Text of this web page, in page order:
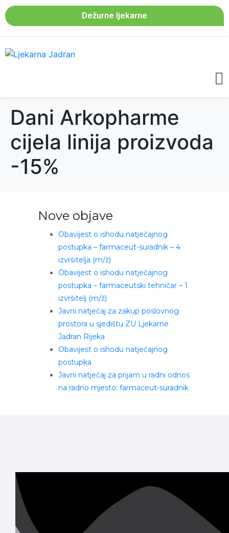
Dežurne ljekarne
Dani Arkopharme
cijela linija proizvoda
-15%
Nove objave
Obavijest o ishodu natječajnog
postupka – farmaceut-suradnik – 4
izvršitelja (m/ž)
Obavijest o ishodu natječajnog
postupka – farmaceutski tehničar – 1
izvršitelj (m/ž)
Javni natječaj za zakup poslovnog
prostora u sjedištu ZU Ljekarne
Jadran Rijeka
Obavijest o ishodu natječajnog
postupka
Javni natječaj za prijam u radni odnos
na radno mjesto: farmaceut-suradnik